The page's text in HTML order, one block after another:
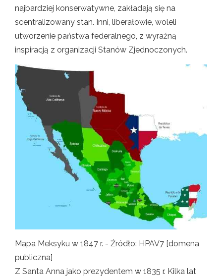
najbardziej konserwatywne, zakładają się na
scentralizowany stan. Inni, liberałowie, woleli
utworzenie państwa federalnego, z wyraźną
inspiracją z organizacji Stanów Zjednoczonych.
Mapa Meksyku w 1847 r. - Źródło: HPAV7 [domena
publiczna]
Z Santa Anna jako prezydentem w 1835 r. Kilka lat